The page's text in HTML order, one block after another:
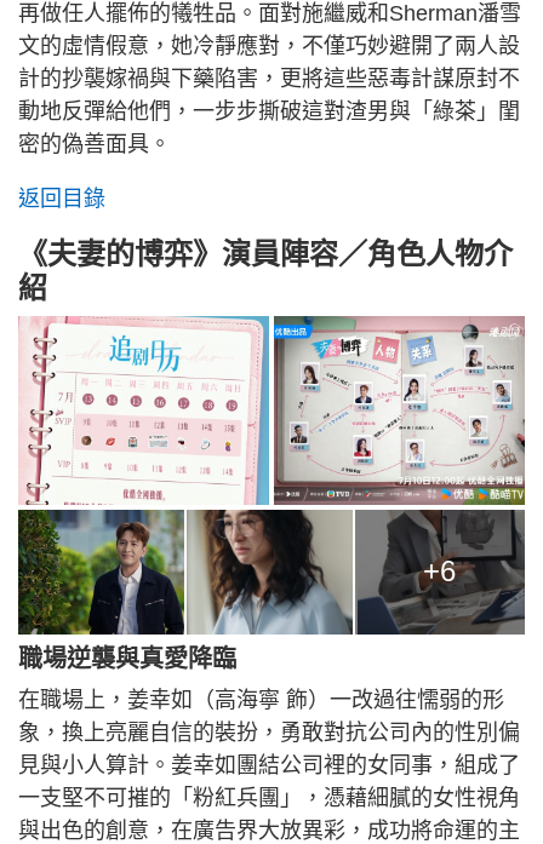
再做任人擺佈的犧牲品。面對施繼威和Sherman潘雪
文的虛情假意，她冷靜應對，不僅巧妙避開了兩人設
計的抄襲嫁禍與下藥陷害，更將這些惡毒計謀原封不
動地反彈給他們，一步步撕破這對渣男與「綠茶」閨
密的偽善面具。
返回目錄
《夫妻的博弈》演員陣容／角色人物介
紹
+6
職場逆襲與真愛降臨
在職場上，姜幸如（高海寧 飾）一改過往懦弱的形
象，換上亮麗自信的裝扮，勇敢對抗公司內的性別偏
見與小人算計。姜幸如團結公司裡的女同事，組成了
一支堅不可摧的「粉紅兵團」，憑藉細膩的女性視角
與出色的創意，在廣告界大放異彩，成功將命運的主